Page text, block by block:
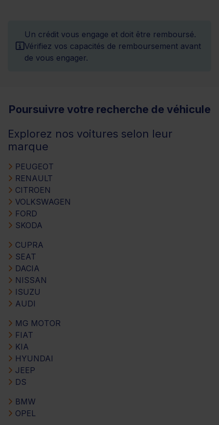
Un crédit vous engage et doit être remboursé.
Vérifiez vos capacités de remboursement avant
de vous engager.
Poursuivre votre recherche de véhicule
Explorez nos voitures selon leur
marque
PEUGEOT
RENAULT
CITROEN
VOLKSWAGEN
FORD
SKODA
CUPRA
SEAT
DACIA
NISSAN
ISUZU
AUDI
MG MOTOR
FIAT
KIA
HYUNDAI
JEEP
DS
BMW
OPEL